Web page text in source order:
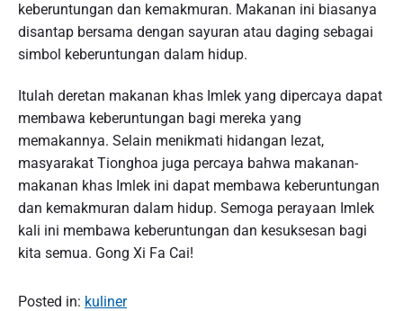
keberuntungan dan kemakmuran. Makanan ini biasanya
disantap bersama dengan sayuran atau daging sebagai
simbol keberuntungan dalam hidup.
Itulah deretan makanan khas Imlek yang dipercaya dapat
membawa keberuntungan bagi mereka yang
memakannya. Selain menikmati hidangan lezat,
masyarakat Tionghoa juga percaya bahwa makanan-
makanan khas Imlek ini dapat membawa keberuntungan
dan kemakmuran dalam hidup. Semoga perayaan Imlek
kali ini membawa keberuntungan dan kesuksesan bagi
kita semua. Gong Xi Fa Cai!
Posted in: kuliner